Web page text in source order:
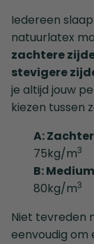
Iedereen
natuurlatex
zachtere
stevigere
je altijd jouw
kiezen tussen
A:
75kg/m3
B:
80kg/m3
Niet tevreden
eenvoudig